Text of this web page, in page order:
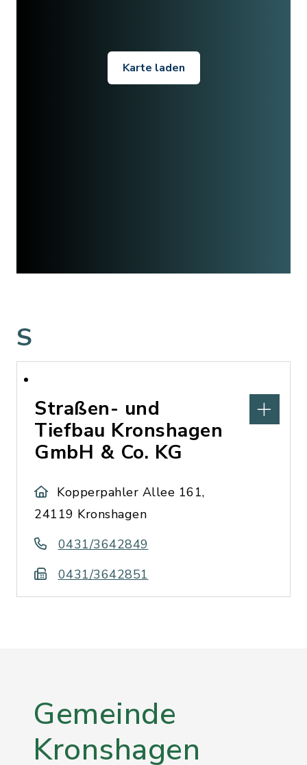
Karte laden
S
Straßen- und
Tiefbau Kronshagen
GmbH & Co. KG
Kopperpahler Allee 161,
24119 Kronshagen
0431/3642849
0431/3642851
Gemeinde
Kronshagen